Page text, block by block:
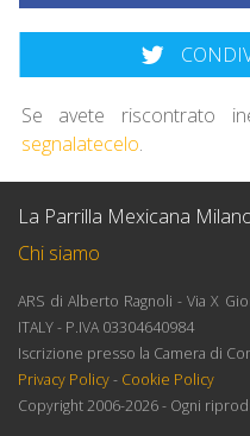
Se avete riscontrato
segnalatecelo.
La Parrilla Mexicana
Chi siamo
ARS di Alberto Ragnoli - Via X
ITALY - P.IVA 03304640984
Iscrizione presso la Camera di
Privacy Policy- Cookie Policy
Copyright 2006-2026 - Ogni